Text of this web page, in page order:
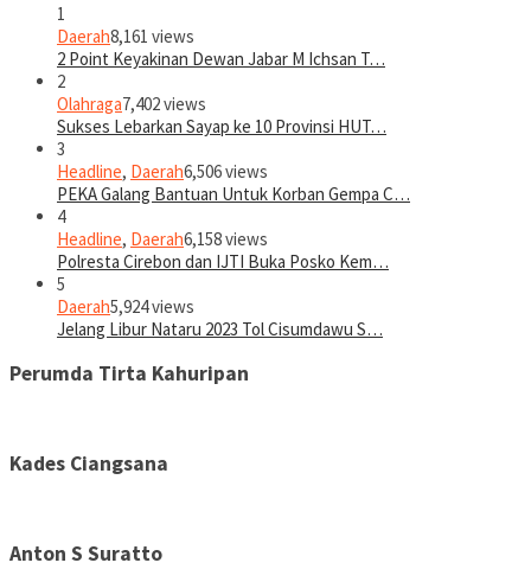
1
Daerah8,161 views
2 Point Keyakinan Dewan Jabar M Ichsan T…
2
Olahraga7,402 views
Sukses Lebarkan Sayap ke 10 Provinsi HUT…
3
Headline, Daerah6,506 views
PEKA Galang Bantuan Untuk Korban Gempa C…
4
Headline, Daerah6,158 views
Polresta Cirebon dan IJTI Buka Posko Kem…
5
Daerah5,924 views
Jelang Libur Nataru 2023 Tol Cisumdawu S…
Perumda Tirta Kahuripan
Kades Ciangsana
Anton S Suratto